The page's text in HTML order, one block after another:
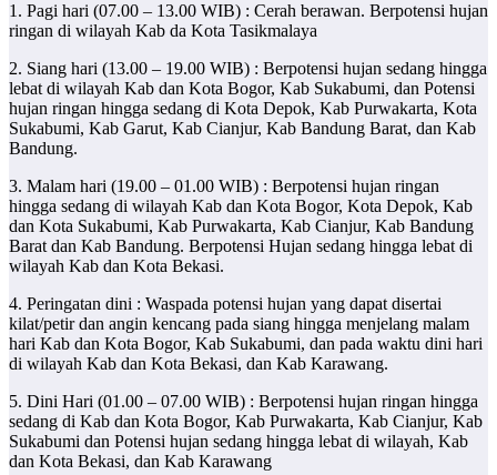
1. Pagi hari (07.00 – 13.00 WIB) : Cerah berawan. Berpotensi hujan
ringan di wilayah Kab da Kota Tasikmalaya
2. Siang hari (13.00 – 19.00 WIB) : Berpotensi hujan sedang hingga
lebat di wilayah Kab dan Kota Bogor, Kab Sukabumi, dan Potensi
hujan ringan hingga sedang di Kota Depok, Kab Purwakarta, Kota
Sukabumi, Kab Garut, Kab Cianjur, Kab Bandung Barat, dan Kab
Bandung.
3. Malam hari (19.00 – 01.00 WIB) : Berpotensi hujan ringan
hingga sedang di wilayah Kab dan Kota Bogor, Kota Depok, Kab
dan Kota Sukabumi, Kab Purwakarta, Kab Cianjur, Kab Bandung
Barat dan Kab Bandung. Berpotensi Hujan sedang hingga lebat di
wilayah Kab dan Kota Bekasi.
4. Peringatan dini : Waspada potensi hujan yang dapat disertai
kilat/petir dan angin kencang pada siang hingga menjelang malam
hari Kab dan Kota Bogor, Kab Sukabumi, dan pada waktu dini hari
di wilayah Kab dan Kota Bekasi, dan Kab Karawang.
5. Dini Hari (01.00 – 07.00 WIB) : Berpotensi hujan ringan hingga
sedang di Kab dan Kota Bogor, Kab Purwakarta, Kab Cianjur, Kab
Sukabumi dan Potensi hujan sedang hingga lebat di wilayah, Kab
dan Kota Bekasi, dan Kab Karawang